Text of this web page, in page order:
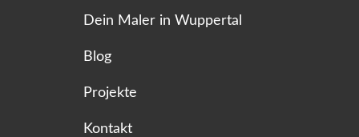
Dein Maler in Wuppertal
Blog
Projekte
Kontakt